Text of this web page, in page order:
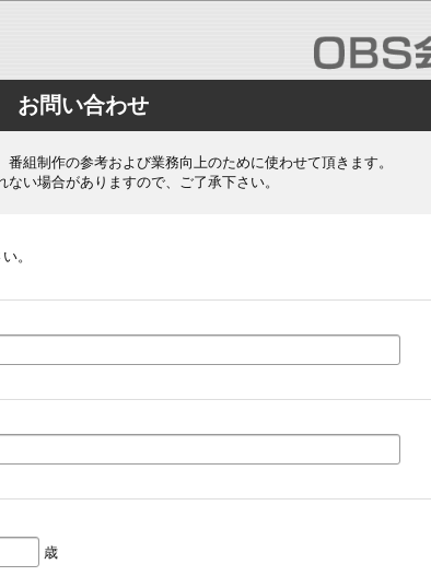
お問い合わせ
組制作の参考および業務向上のために使わせて頂きます。
い場合がありますので、ご了承下さい。
。
歳